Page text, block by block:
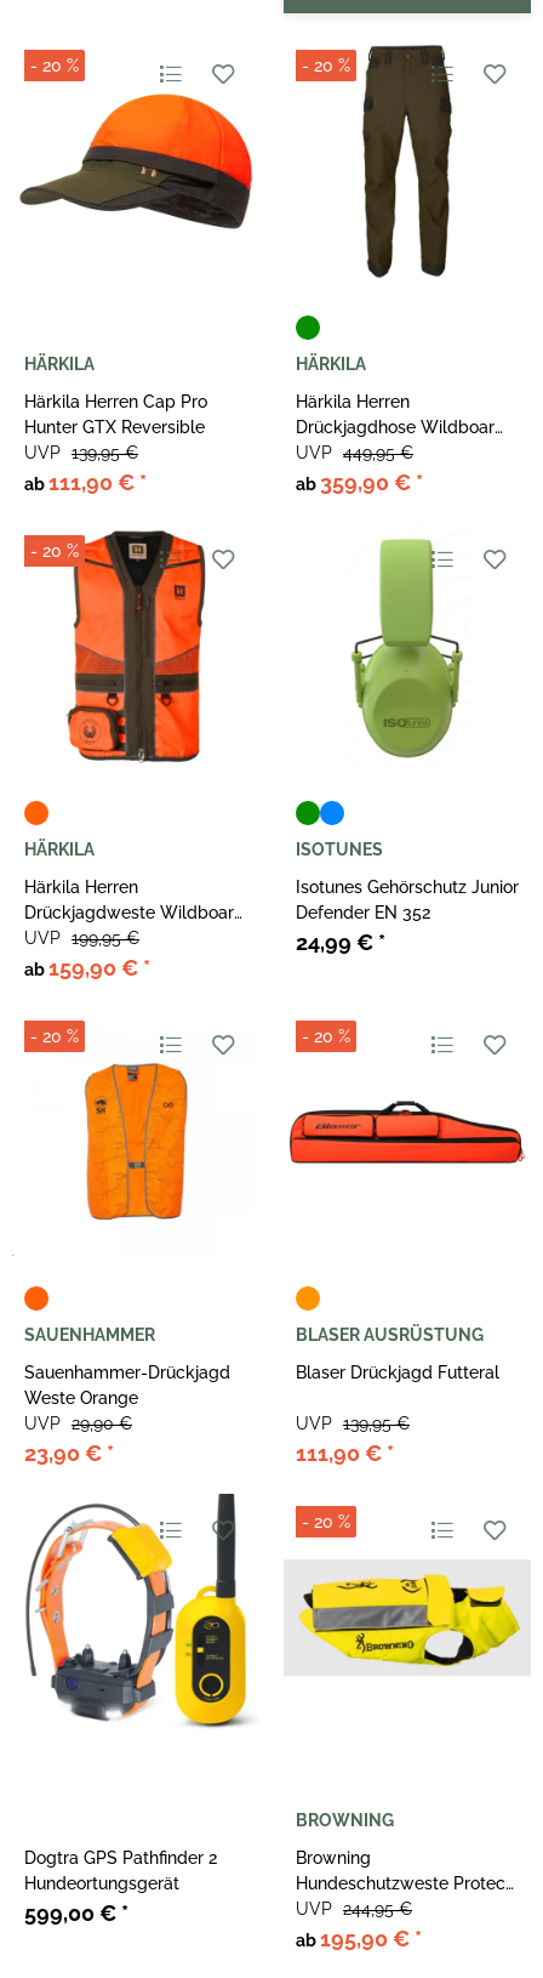
- 20 %
HÄRKILA
Härkila Herren Cap Pro
Hunter GTX Reversible
ab111,90 € *
UVP 139,95 €
- 20 %
HÄRKILA
Härkila Herren
Drückjagdhose Wildboar
Pro Move
ab 359,90 € *
UVP 449,95 €
- 20 %
HÄRKILA
Härkila Herren
Drückjagdweste Wildboar
Pro Blaze Waistcoat
ab159,90 € *
UVP 199,95 €
ISOTUNES
Isotunes Gehörschutz Junior
Defender EN 352
24,99 € *
- 20 %
SAUENHAMMER
Sauenhammer-Drückjagd
Weste Orange
23,90 € *
UVP 29,90 €
- 20 %
BLASER AUSRÜSTUNG
Blaser Drückjagd Futteral
111,90 € *
UVP 139,95 €
Dogtra GPS Pathfinder 2
Hundeortungsgerät
599,00 € *
- 20 %
BROWNING
Browning
Hundeschutzweste Protect
Pro Gelb
ab195,90 € *
UVP 244,95 €